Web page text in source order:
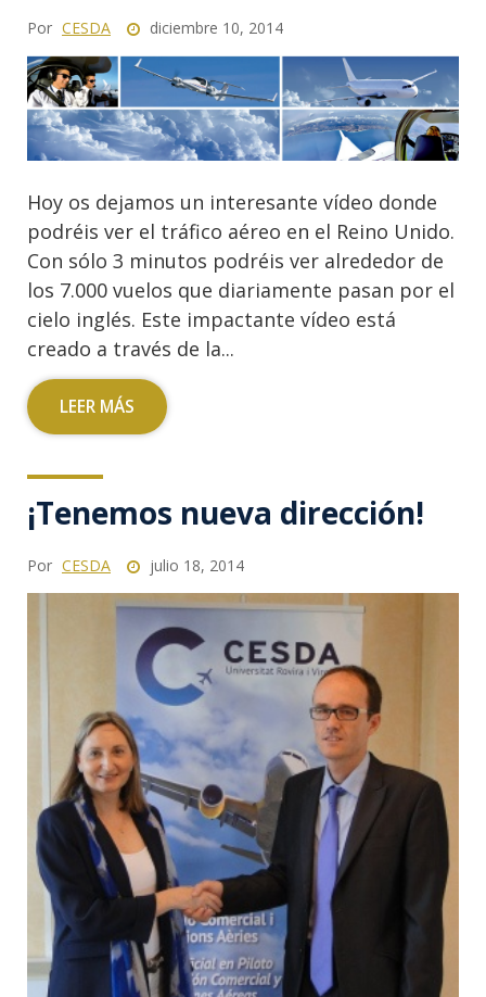
Por CESDA diciembre 10, 2014
Hoy os dejamos un interesante vídeo donde
podréis ver el tráfico aéreo en el Reino Unido.
Con sólo 3 minutos podréis ver alrededor de
los 7.000 vuelos que diariamente pasan por el
cielo inglés. Este impactante vídeo está
creado a través de la...
LEER MÁS
¡Tenemos nueva dirección!
Por CESDA julio 18, 2014